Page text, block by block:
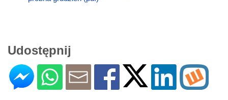
Udostępnij